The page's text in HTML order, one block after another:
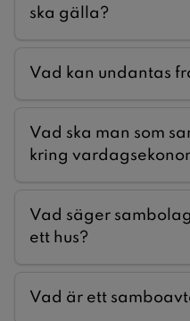
ska gälla?
Vad kan undantas
Vad ska man som
kring
Vad säger
ett hus?
Vad är ett